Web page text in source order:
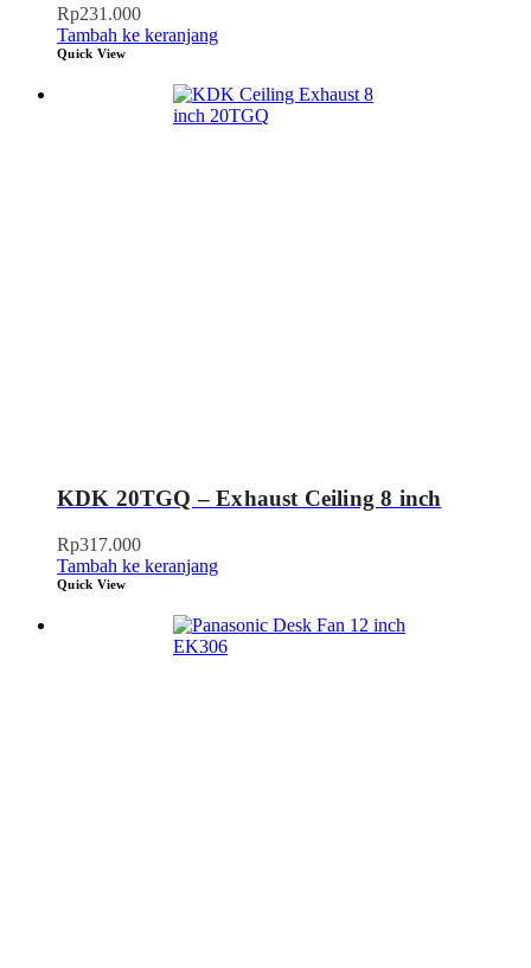
Rp231.000
Tambah ke keranjang
Quick View
KDK 20TGQ – Exhaust Ceiling 8 inch
Rp317.000
Tambah ke keranjang
Quick View